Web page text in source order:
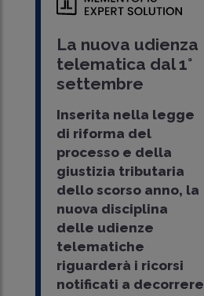
La nuova udienza
telematica dal 1°
settembre
Inserita nella legge
di riforma del
processo e della
giustizia tributaria
dello scorso anno, la
nuova disciplina
delle udienze
telematiche
riguarderà i ricorsi
notificati a decorrere